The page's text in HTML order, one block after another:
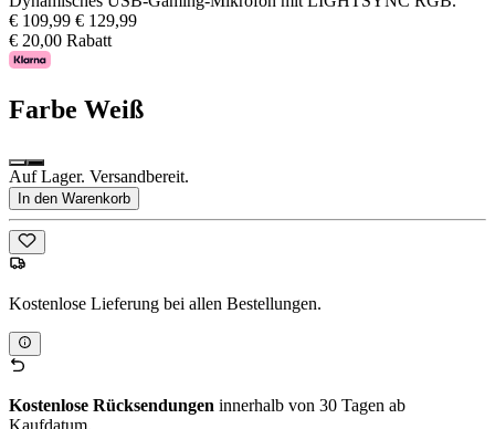
€ 109,99 € 129,99
€ 20,00 Rabatt
Farbe Weiß
Auf Lager. Versandbereit.
In den Warenkorb
Kostenlose Lieferung bei allen Bestellungen.
Kostenlose Rücksendungen innerhalb von 30 Tagen ab